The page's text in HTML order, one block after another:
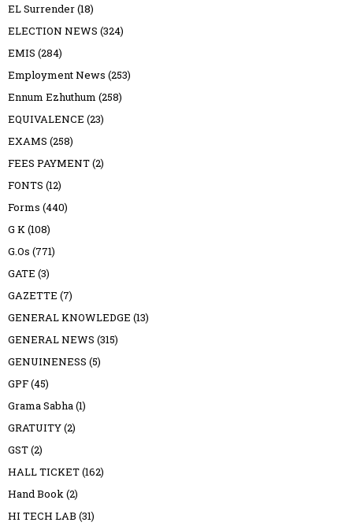
EL Surrender(18)
ELECTION NEWS (324)
EMIS (284)
Employment News (253)
Ennum Ezhuthum (258)
EQUIVALENCE (23)
EXAMS (258)
FEES PAYMENT(2)
FONTS (12)
Forms (440)
G K(108)
G.Os (771)
GATE (3)
GAZETTE (7)
GENERAL KNOWLEDGE (13)
GENERAL NEWS (315)
GENUINENESS (5)
GPF(45)
Grama Sabha(1)
GRATUITY(2)
GST(2)
HALL TICKET(162)
Hand Book(2)
HI TECH LAB (31)